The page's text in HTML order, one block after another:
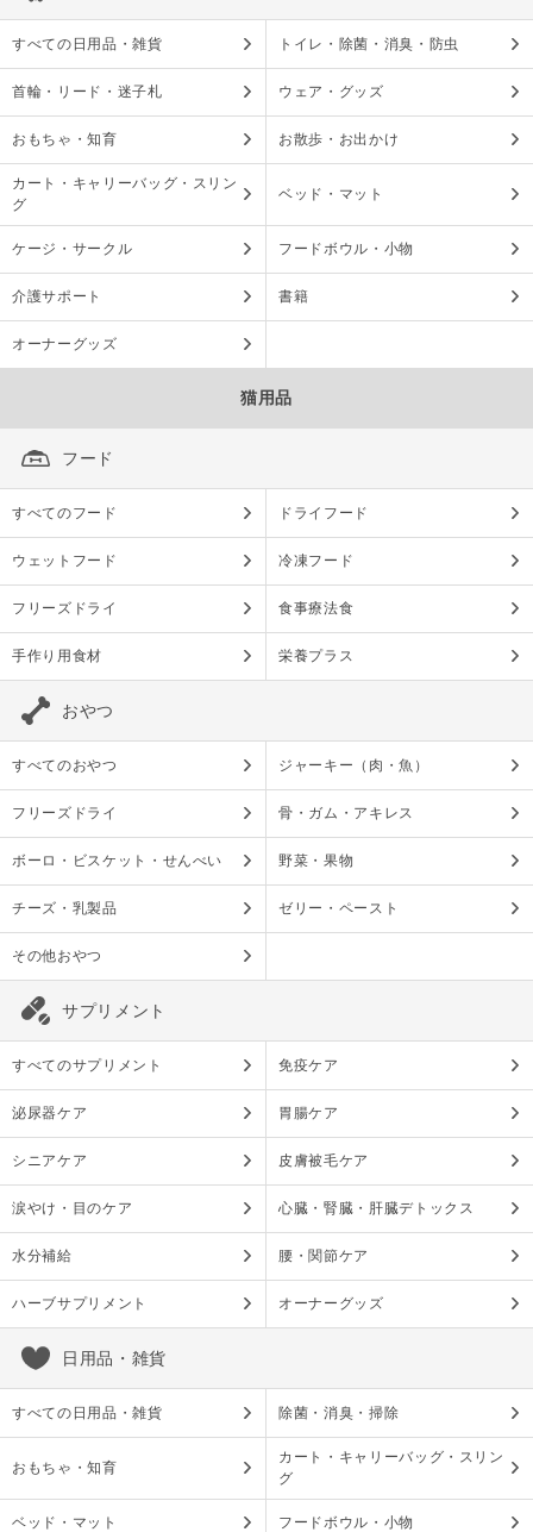
すべての日用品・雑貨 トイレ・除菌・消臭・防虫
首輪・リード・迷子札 ウェア・グッズ
おもちゃ・知育 お散歩・お出かけ
カート・キャリーバッグ・スリン
グ
ベッド・マット
ケージ・サークル フードボウル・小物
介護サポート 書籍
オーナーグッズ
猫用品
フード
すべてのフード ドライフード
ウェットフード 冷凍フード
フリーズドライ 食事療法食
手作り用食材 栄養プラス
おやつ
すべてのおやつ ジャーキー（肉・魚）
フリーズドライ 骨・ガム・アキレス
ボーロ・ビスケット・せんべい 野菜・果物
チーズ・乳製品 ゼリー・ペースト
その他おやつ
サプリメント
すべてのサプリメント 免疫ケア
泌尿器ケア 胃腸ケア
シニアケア 皮膚被毛ケア
涙やけ・目のケア 心臓・腎臓・肝臓デトックス
水分補給 腰・関節ケア
ハーブサプリメント オーナーグッズ
日用品・雑貨
すべての日用品・雑貨 除菌・消臭・掃除
おもちゃ・知育
カート・キャリーバッグ・スリン
グ
ベッド・マット フードボウル・小物